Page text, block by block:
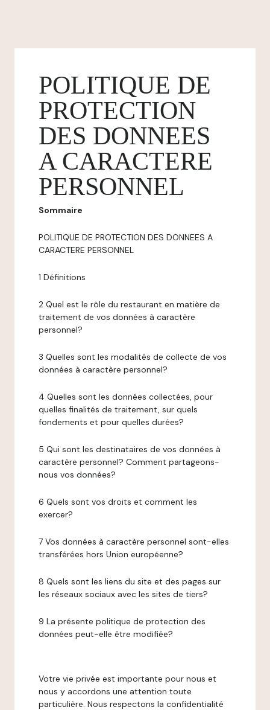
POLITIQUE DE
PROTECTION
DES DONNEES
A CARACTERE
PERSONNEL
Sommaire
POLITIQUE DE PROTECTION DES DONNEES A
CARACTERE PERSONNEL
1 Définitions
2 Quel est le rôle du restaurant en matière de
traitement de vos données à caractère
personnel?
3 Quelles sont les modalités de collecte de vos
données à caractère personnel?
4 Quelles sont les données collectées, pour
quelles finalités de traitement, sur quels
fondements et pour quelles durées?
5 Qui sont les destinataires de vos données à
caractère personnel? Comment partageons-
nous vos données?
6 Quels sont vos droits et comment les
exercer?
7 Vos données à caractère personnel sont-elles
transférées hors Union européenne?
8 Quels sont les liens du site et des pages sur
les réseaux sociaux avec les sites de tiers?
9 La présente politique de protection des
données peut-elle être modifiée?
Votre vie privée est importante pour nous et
nous y accordons une attention toute
particulière. Nous respectons la confidentialité